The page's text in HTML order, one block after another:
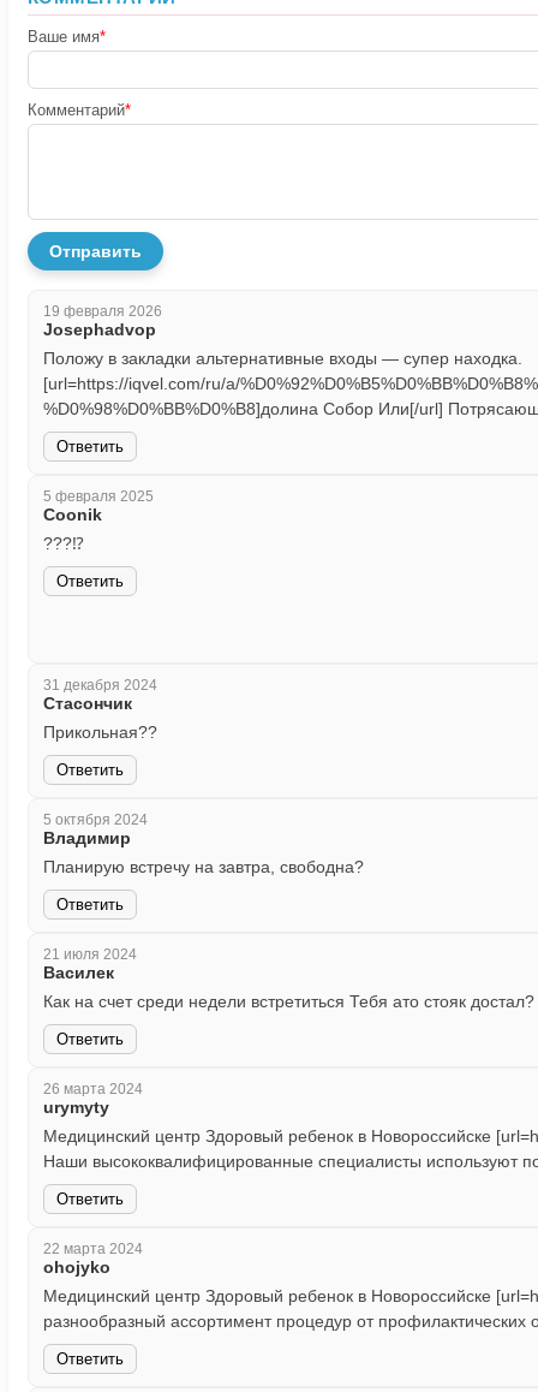
Ваше имя*
Комментарий*
Отправить
19 февраля 2026
Josephadvop
Положу в закладки альтернативные входы — супер находка.
[url=https://iqvel.com/ru/a/
%D0%98%D0%BB%D0%B8]долина Собор Или[/url]
Ответить
5 февраля 2025
Coonik
???⁉️
Ответить
31 декабря 2024
Стасончик
Прикольная??
Ответить
5 октября 2024
Владимир
Планирую встречу на завтра, свободна?
Ответить
21 июля 2024
Василек
Как на счет среди недели встретиться Тебя ато стояк достал?
Ответить
26 марта 2024
urymyty
Медицинский центр Здоровый ребенок в Новороссийске
Наши высококвалифицированные специалисты используют
Ответить
22 марта 2024
ohojyko
Медицинский центр Здоровый ребенок в Новороссийске
разнообразный ассортимент процедур от
Ответить